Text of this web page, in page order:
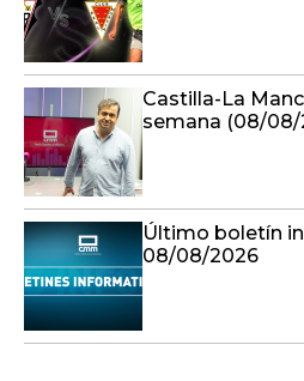
Castilla-La
semana (08/08/
Último boletín
08/08/2026